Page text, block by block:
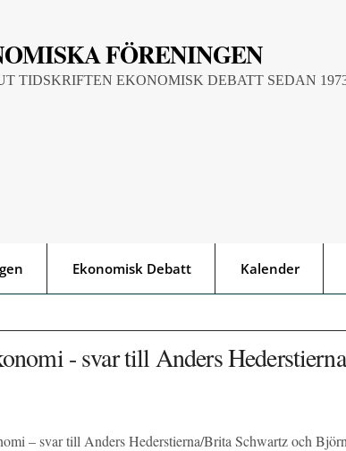
FÖRENINGEN
TIDSKRIFTEN EKONOMISK DEBATT SEDAN
Ekonomisk Debatt Kalender
- svar till Anders
– svar till Anders Hederstierna/Brita Schwartz och